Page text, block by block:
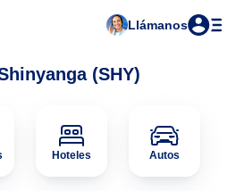
Llámanos
(SHY)
Hoteles Autos